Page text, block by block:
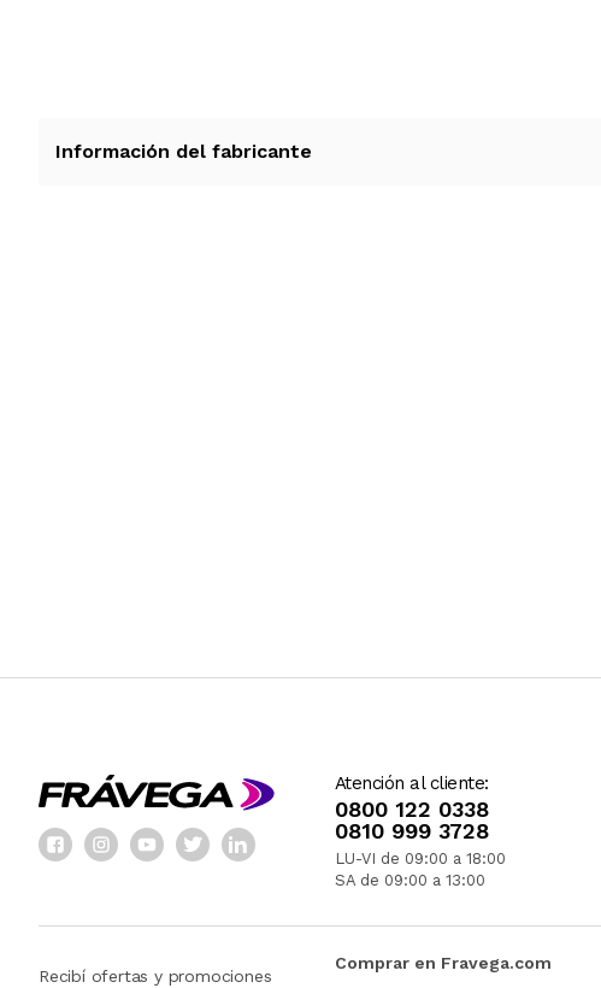
Información del fabricante
Atención al cliente:
0800 122 0338
0810 999 3728
LU-VI de 09:00 a 18:00
SA de 09:00 a 13:00
Recibí ofertas y promociones
Comprar en Fravega.com